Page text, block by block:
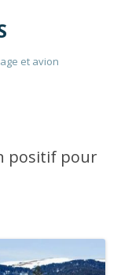
et avion
positif pour